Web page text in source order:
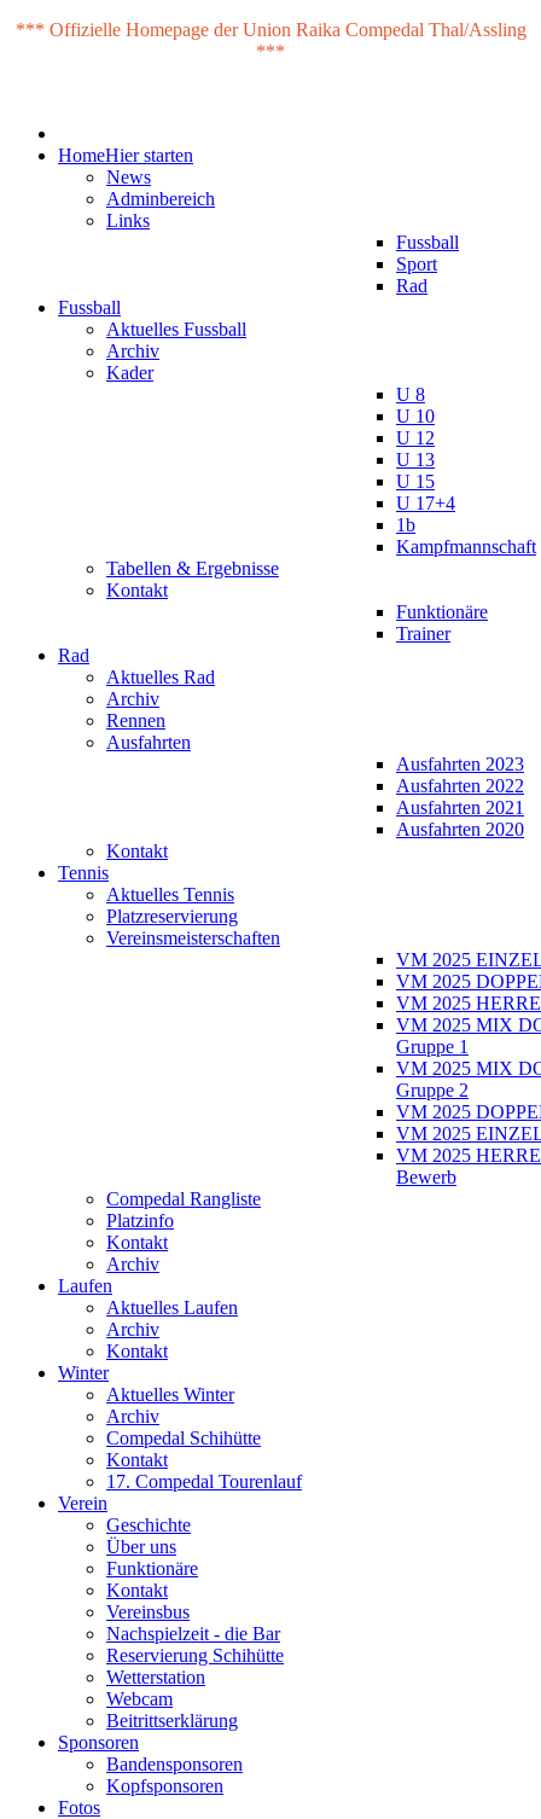
*** Offizielle Homepage der Union Raika Compedal Thal/Assling
***
HomeHier starten
News
Adminbereich
Links
Fussball
Sport
Rad
Fussball
Aktuelles Fussball
Archiv
Kader
U 8
U 10
U 12
U 13
U 15
U 17+4
1b
Kampfmannschaft
Tabellen & Ergebnisse
Kontakt
Funktionäre
Trainer
Rad
Aktuelles Rad
Archiv
Rennen
Ausfahrten
Ausfahrten 2023
Ausfahrten 2022
Ausfahrten 2021
Ausfahrten 2020
Kontakt
Tennis
Aktuelles Tennis
Platzreservierung
Vereinsmeisterschaften
VM 2025
VM 2025
VM 2025
VM 2025 MIX
Gruppe 1
VM 2025 MIX
Gruppe 2
VM 2025
VM 2025
VM 2025
Bewerb
Compedal Rangliste
Platzinfo
Kontakt
Archiv
Laufen
Aktuelles Laufen
Archiv
Kontakt
Winter
Aktuelles Winter
Archiv
Compedal Schihütte
Kontakt
17. Compedal Tourenlauf
Verein
Geschichte
Über uns
Funktionäre
Kontakt
Vereinsbus
Nachspielzeit - die Bar
Reservierung Schihütte
Wetterstation
Webcam
Beitrittserklärung
Sponsoren
Bandensponsoren
Kopfsponsoren
Fotos